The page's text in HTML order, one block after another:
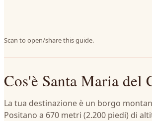
Scan to open/share this guide.
Cos'è Santa Maria del
La tua destinazione è un borgo
Positano a 670 metri (2.200 piedi) di